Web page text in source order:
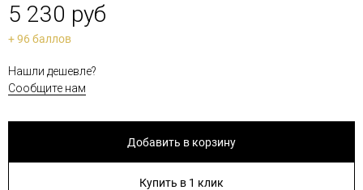
5 230 руб
+ 96 баллов
Нашли дешевле?
Сообщите нам
Добавить в корзину
Купить в 1 клик